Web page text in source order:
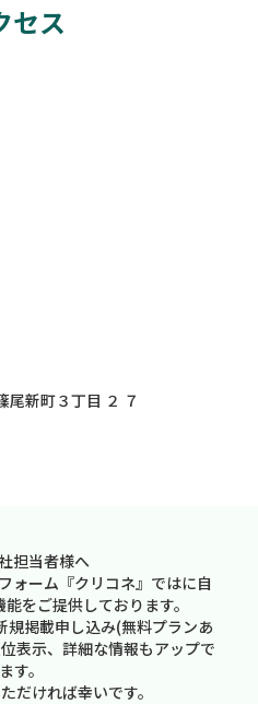
セス
尾新町３丁目 ２ ７
担当者様へ
ォーム『クリコネ』ではに自
をご提供しております。
規掲載申し込み(無料プランあ
表示、詳細な情報もアップで
す。
だければ幸いです。